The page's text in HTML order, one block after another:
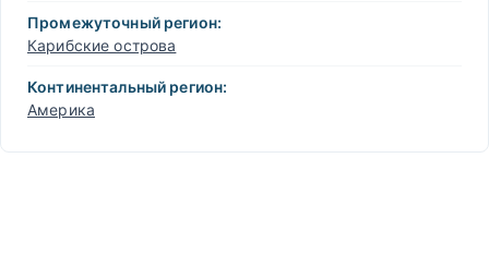
Промежуточный регион:
Карибские острова
Континентальный регион:
Америка